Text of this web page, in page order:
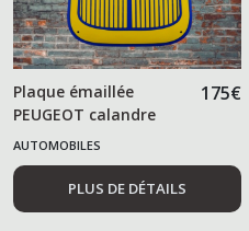
Plaque émaillée
PEUGEOT calandre
175€
AUTOMOBILES
PLUS DE DÉTAILS